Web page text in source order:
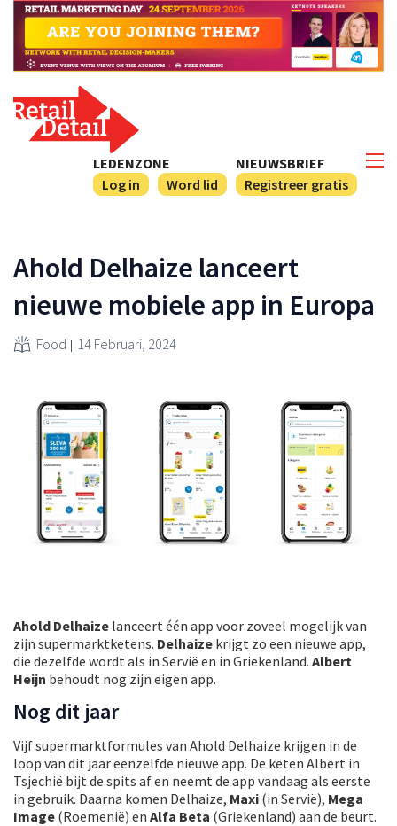
NIEUWSBRIEF
Registreer gratis
LEDENZONE
Log in
Word lid
Ahold Delhaize lanceert
nieuwe mobiele app in Europa
Food 14 Februari, 2024
Ahold Delhaize lanceert één app voor zoveel mogelijk van
zijn supermarktketens. Delhaize krijgt zo een nieuwe app,
die dezelfde wordt als in Servië en in Griekenland. Albert
Heijn behoudt nog zijn eigen app.
Nog dit jaar
Vijf supermarktformules van Ahold Delhaize krijgen in de
loop van dit jaar eenzelfde nieuwe app. De keten Albert in
Tsjechië bijt de spits af en neemt de app vandaag als eerste
in gebruik. Daarna komen Delhaize, Maxi (in Servië), Mega
Image (Roemenië) en Alfa Beta (Griekenland) aan de beurt.